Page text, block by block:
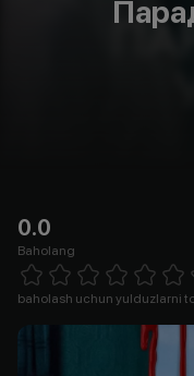
0.0
Baholang
1 Star 2 Stars 3 Stars 4 Stars5 Stars 6
baholash uchun yulduzlarni